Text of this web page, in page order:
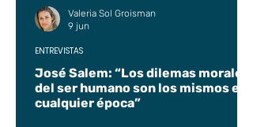
José Salem: “Los dilemas morales
del ser humano son los mismos en
cualquier época”
ENTREVISTAS
Valeria Sol Groisman
9 jun